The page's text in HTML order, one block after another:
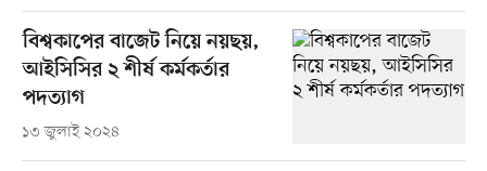
বিশ্বকাপের বাজেট নিয়ে নয়ছয়,
আইসিসির ২ শীর্ষ কর্মকর্তার
পদত্যাগ
১৩ জুলাই ২০২৪